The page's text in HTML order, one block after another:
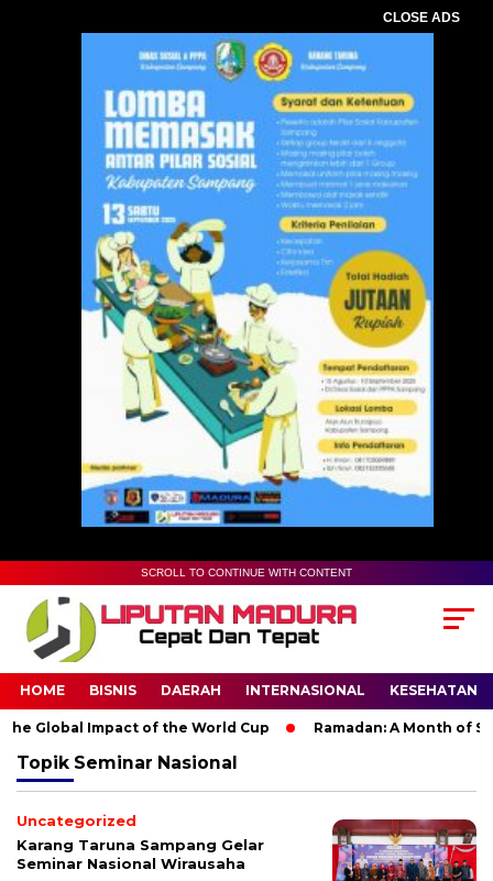
CLOSE ADS
SCROLL TO CONTINUE WITH CONTENT
HOME BISNIS DAERAH INTERNASIONAL KESEHATAN
Global Impact of the World Cup Ramadan: A Month of
Topik Seminar Nasional
Uncategorized
Karang Taruna Sampang Gelar
Seminar Nasional Wirausaha